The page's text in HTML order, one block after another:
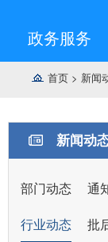
政务服务
首页 > 新闻
新闻动
部门动态 通
行业动态 批